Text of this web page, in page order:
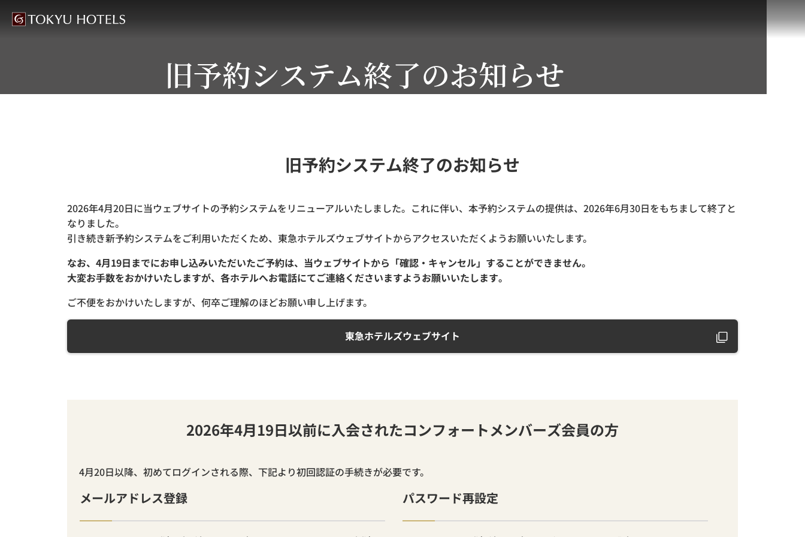
旧予約システム終了のお知らせ
旧予約システム終了のお知らせ
2026年4月20日に当ウェブサイトの予約システムをリニューアルいたしました。これに伴い、本予約システムの提供は、2026年6月30日をもちまして終了と
なりました。
引き続き新予約システムをご利用いただくため、東急ホテルズウェブサイトからアクセスいただくようお願いいたします。
なお、4月19日までにお申し込みいただいたご予約は、当ウェブサイトから「確認・キャンセル」することができません。
大変お手数をおかけいたしますが、各ホテルへお電話にてご連絡くださいますようお願いいたします。
ご不便をおかけいたしますが、何卒ご理解のほどお願い申し上げます。
東急ホテルズウェブサイト
2026年4月19日以前に入会されたコンフォートメンバーズ会員の方
4月20日以降、初めてログインされる際、下記より初回認証の手続きが必要です。
メールアドレス登録 パスワード再設定